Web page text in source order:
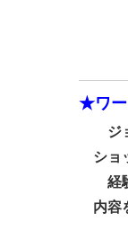
★ワー
ジョ
ショ
経験
内容